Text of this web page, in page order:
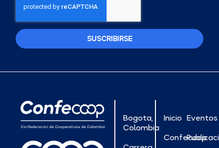
SUSCRIBIRSE
Bogota,
Colombia
Inicio
Confecoop
Eventos